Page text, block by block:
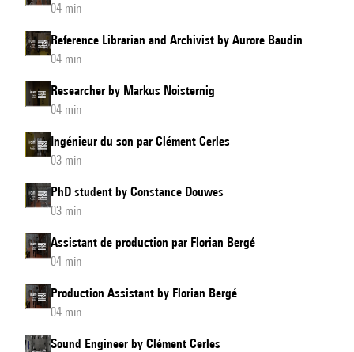
04 min
Reference Librarian and Archivist by Aurore Baudin
04 min
Researcher by Markus Noisternig
04 min
Ingénieur du son par Clément Cerles
03 min
PhD student by Constance Douwes
03 min
Assistant de production par Florian Bergé
04 min
Production Assistant by Florian Bergé
04 min
Sound Engineer by Clément Cerles